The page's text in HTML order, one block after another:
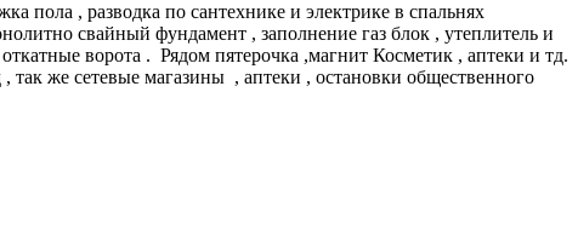
, разводка по сантехнике и электрике в спальнях
свайный фундамент , заполнение газ блок , утеплитель и
ворота . Рядом пятерочка ,магнит Косметик , аптеки и тд.
так же сетевые магазины , аптеки , остановки общественного